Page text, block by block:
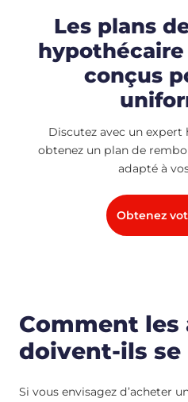
Les plans
conçus
Discutez avec un
obtenez un plan de
adapté à
Obtenez
Comment les
doivent-ils se
Si vous envisagez d’acheter